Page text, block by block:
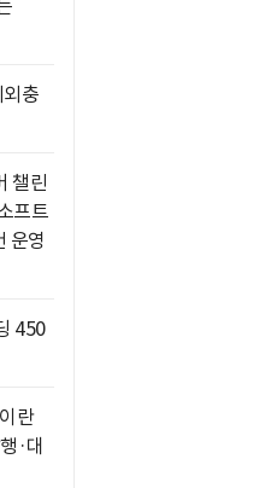
충
챌린
프트
운영
450
란
·대